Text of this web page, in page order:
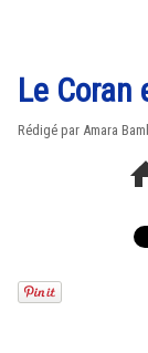
Le Coran
Rédigé par Amara